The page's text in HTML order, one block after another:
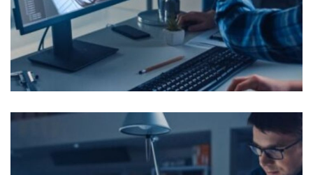
Ingénieur Support Technique
(PSE)
OFFRES D'EMPLOI